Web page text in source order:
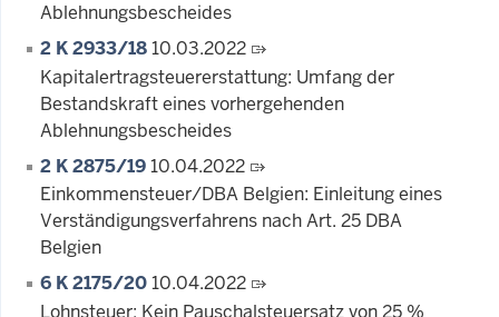
Ablehnungsbescheides
2 K 2933/1810.03.2022
Kapitalertragsteuererstattung: Umfang der
Bestandskraft eines vorhergehenden
Ablehnungsbescheides
2 K 2875/1910.04.2022
Einkommensteuer/DBA Belgien: Einleitung eines
Verständigungsverfahrens nach Art. 25 DBA
Belgien
6 K 2175/2010.04.2022
Lohnsteuer: Kein Pauschalsteuersatz von 25 %